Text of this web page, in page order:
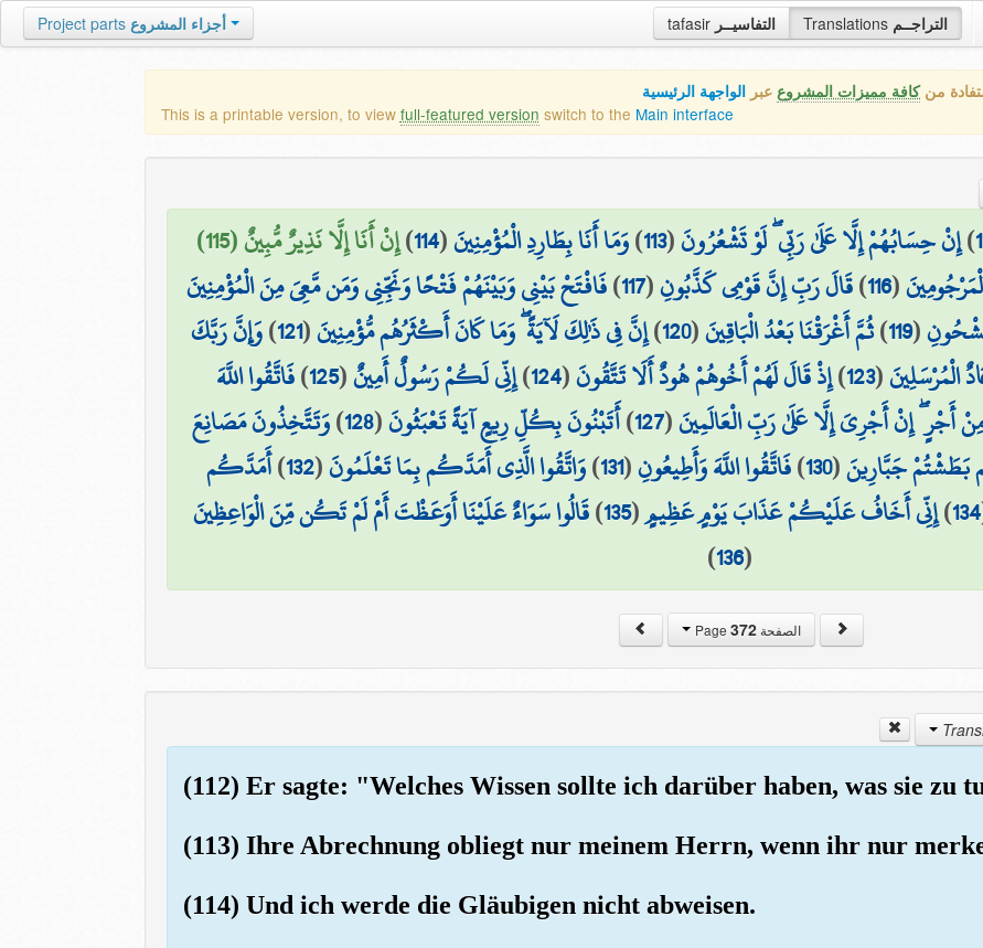
tafasir التفاسيــر Translations التراجــم Project parts أجزاء المشروع
منكافة مميزات المشروع عبر الواجهة الرئيسية
This is a printable version, to view full-featured version switch to the Main interface
)إِنْ حِسَابُهُمْ إِلَّا عَلَىٰ رَبِّي ۖ لَوْ تَشْعُرُونَ(
113
)وَمَا أَنَا بِطَارِدِ الْمُؤْمِنِينَ(
114
)إِنْ أَنَا إِلَّا نَذِيرٌ مُّبِينٌ (115)
(
116
)قَالَ رَبِّ إِنَّ قَوْمِي كَذَّبُونِ(
117
)فَافْتَحْ بَيْنِي وَبَيْنَهُمْ فَتْحًا وَنَجِّنِي وَمَن مَّعِيَ مِنَ الْمُؤْمِنِينَ
(
119
)ثُمَّ أَغْرَقْنَا بَعْدُ الْبَاقِينَ(
120
)إِنَّ فِي ذَٰلِكَ لَآيَةً ۖ وَمَا كَانَ أَكْثَرُهُم مُّؤْمِنِينَ(
121
)وَإِنَّ رَبَّكَ
الْمُرْسَلِينَ(
123
)إِذْ قَالَ لَهُمْ أَخُوهُمْ هُودٌ أَلَا تَتَّقُونَ(
124
)إِنِّي لَكُمْ رَسُولٌ أَمِينٌ(
125
)فَاتَّقُوا اللَّهَ
أَجْرٍ ۖ إِنْ أَجْرِيَ إِلَّا عَلَىٰ رَبِّ الْعَالَمِينَ(
127
)أَتَبْنُونَ بِكُلِّ رِيعٍ آيَةً تَعْبَثُونَ(
128
)وَتَتَّخِذُونَ مَصَانِعَ
بَطَشْتُمْ جَبَّارِينَ(
130
)فَاتَّقُوا اللَّهَ وَأَطِيعُونِ(
131
)وَاتَّقُوا الَّذِي أَمَدَّكُم بِمَا تَعْلَمُونَ(
132
)أَمَدَّكُم
134
)إِنِّي أَخَافُ عَلَيْكُمْ عَذَابَ يَوْمٍ عَظِيمٍ(
135
)قَالُوا سَوَاءٌ عَلَيْنَا أَوَعَظْتَ أَمْ لَمْ تَكُن مِّنَ الْوَاعِظِينَ
(
136
)
الصفحة Page372
(112) Er sagte: "Welches Wissen sollte ich darüber haben, was sie zu
(113) Ihre Abrechnung obliegt nur meinem Herrn, wenn ihr nur
(114) Und ich werde die Gläubigen nicht abweisen.